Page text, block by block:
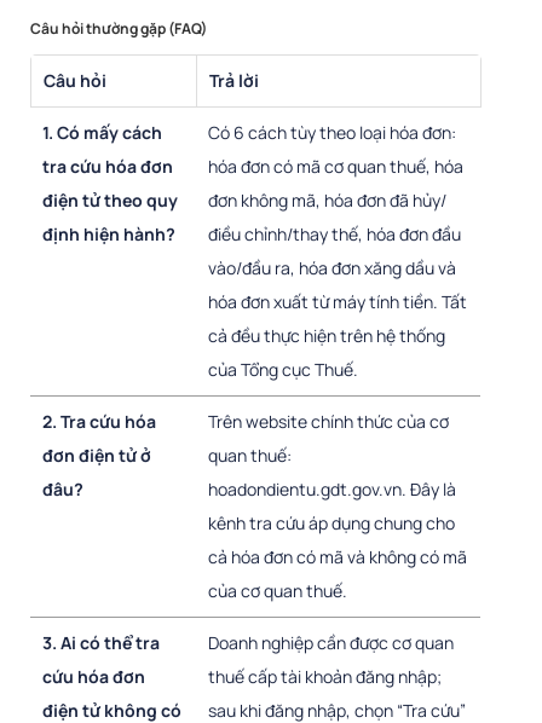
Câu hỏi thường gặp (FAQ)
Câu hỏi Trả lời
1. Có mấy cách
tra cứu hóa đơn
điện tử theo quy
định hiện hành?
Có 6 cách tùy theo loại hóa đơn:
hóa đơn có mã cơ quan thuế, hóa
đơn không mã, hóa đơn đã hủy/
điều chỉnh/thay thế, hóa đơn đầu
vào/đầu ra, hóa đơn xăng dầu và
hóa đơn xuất từ máy tính tiền. Tất
cả đều thực hiện trên hệ thống
của Tổng cục Thuế.
2. Tra cứu hóa
đơn điện tử ở
đâu?
Trên website chính thức của cơ
quan thuế:
hoadondientu.gdt.gov.vn. Đây là
kênh tra cứu áp dụng chung cho
cả hóa đơn có mã và không có mã
của cơ quan thuế.
3. Ai có thể tra
cứu hóa đơn
điện tử không có
Doanh nghiệp cần được cơ quan
thuế cấp tài khoản đăng nhập;
sau khi đăng nhập, chọn “Tra cứu”